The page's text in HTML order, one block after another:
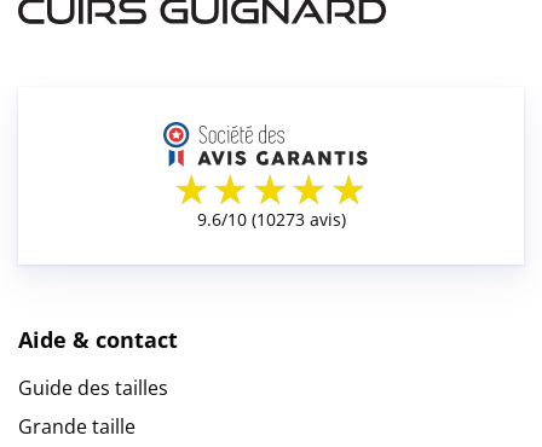
Aide & contact
Guide des tailles
Grande taille